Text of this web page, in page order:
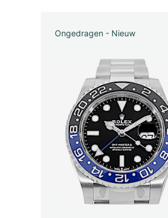
Ongedragen - Nieuw